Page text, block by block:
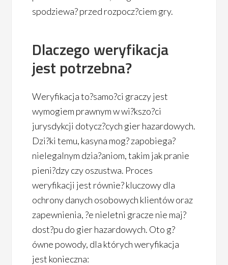
spodziewa? przed rozpocz?ciem gry.
Dlaczego weryfikacja
jest potrzebna?
Weryfikacja to?samo?ci graczy jest
wymogiem prawnym w wi?kszo?ci
jurysdykcji dotycz?cych gier hazardowych.
Dzi?ki temu, kasyna mog? zapobiega?
nielegalnym dzia?aniom, takim jak pranie
pieni?dzy czy oszustwa. Proces
weryfikacji jest równie? kluczowy dla
ochrony danych osobowych klientów oraz
zapewnienia, ?e nieletni gracze nie maj?
dost?pu do gier hazardowych. Oto g?
ówne powody, dla których weryfikacja
jest konieczna: